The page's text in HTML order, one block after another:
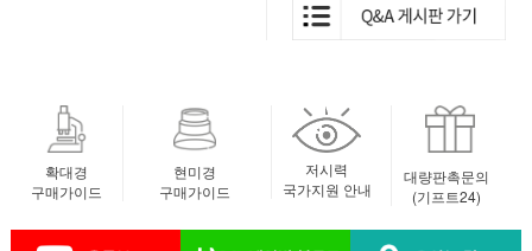
확대경
구매가이드
현미경
구매가이드
저시력
국가지원 안내
대량판촉문의
(기프트24)